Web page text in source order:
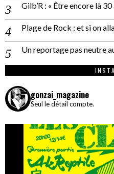
Gilb’R : « Être encore là
Plage de Rock : et si on
Un reportage pas neutre
gonzai_magazine
Seul le détail compte.